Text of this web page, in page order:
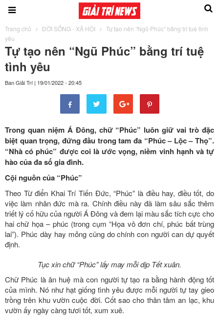
Trang chủ ĐỜI SỐNG - XÃ HỘI
Tự tạo nên “Ngũ Phúc” bằng trí tuệ tình
yêu
Tự tạo nên “Ngũ Phúc” bằng trí tuệ
tình yêu
Ban Giải Trí | 19/01/2022 - 20:45
Trong quan niệm Á Đông, chữ “Phúc” luôn giữ vai trò đặc
biệt quan trọng, đứng đầu trong tam đa “Phúc – Lộc – Thọ”.
“Nhà có phúc” được coi là ước vọng, niềm vinh hạnh và tự
hào của đa số gia đình.
Cội nguồn của “Phúc”
Theo Từ điển Khai Trí Tiến Đức, “Phúc” là điều hay, điều tốt, do
việc làm nhân đức mà ra. Chính điều này đã làm sâu sắc thêm
triết lý cố hữu của người Á Đông và đem lại màu sắc tích cực cho
hai chữ họa – phúc (trong cụm “Họa vô đơn chí, phúc bất trùng
lai”). Phúc dày hay mỏng cũng do chính con người can dự quyết
định.
Tục xin chữ “Phúc” lấy may mỗi dịp Tết xuân.
Chữ Phúc là ân huệ mà con người tự tạo ra bằng hành động tốt
của mình. Nó như hạt giống tình yêu được mỗi người tự tay gieo
trồng trên khu vườn cuộc đời. Cốt sao cho thân tâm an lạc, khu
vườn ấy ngày càng tươi tốt, xum xuê.